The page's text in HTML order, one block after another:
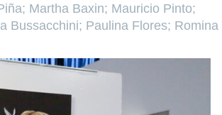
Martha Baxin; Mauricio Pinto;
Bussacchini; Paulina Flores; Romina